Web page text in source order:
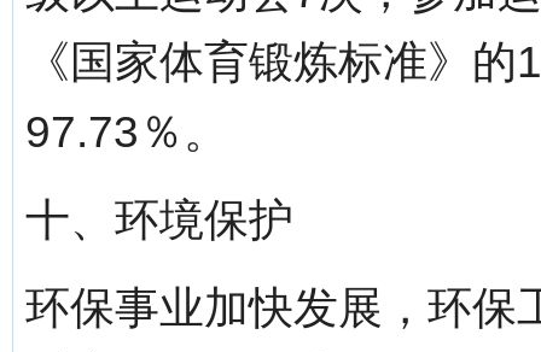
《国家体育锻炼标准》
97.73％。
十、环境保护
环保事业加快发展，环保